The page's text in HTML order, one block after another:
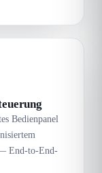
Bedienpanel
End-to-End-